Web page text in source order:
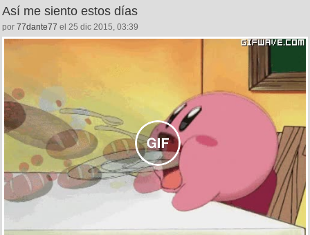
Así me siento estos días
por 77dante77 el 25 dic 2015, 03:39